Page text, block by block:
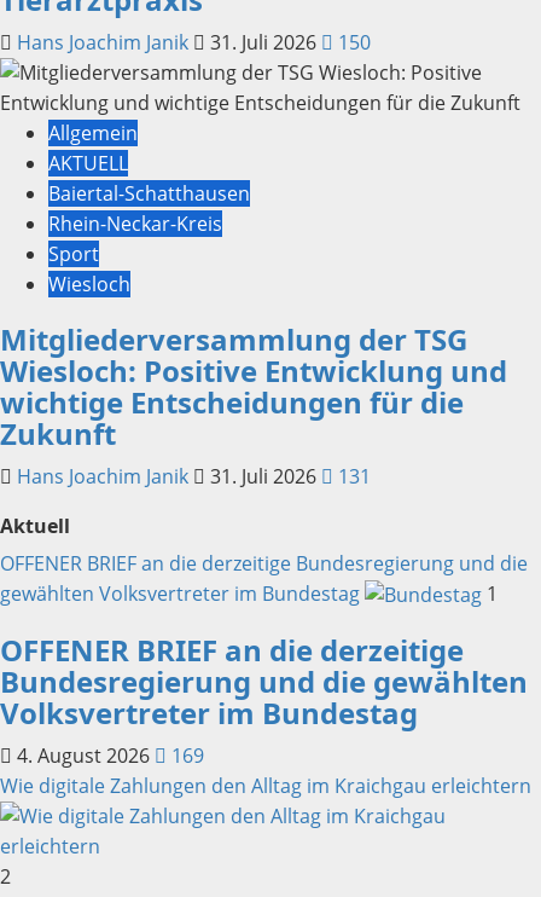
Hans Joachim Janik 31. Juli 2026 150
Allgemein
AKTUELL
Baiertal-Schatthausen
Rhein-Neckar-Kreis
Sport
Wiesloch
Mitgliederversammlung der TSG
Wiesloch: Positive Entwicklung und
wichtige Entscheidungen für die
Zukunft
Hans Joachim Janik 31. Juli 2026
131
Aktuell
OFFENER BRIEF an die derzeitige Bundesregierung und die
gewählten Volksvertreter im Bundestag
1
OFFENER BRIEF an die derzeitige
Bundesregierung und die gewählten
Volksvertreter im Bundestag
4. August 2026
169
Wie digitale Zahlungen den Alltag im Kraichgau erleichtern
2